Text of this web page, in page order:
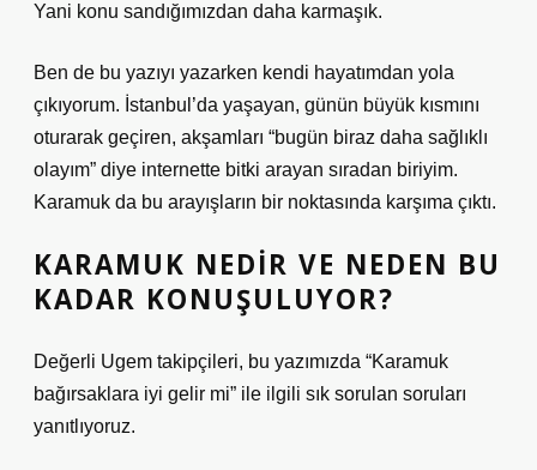
Yani konu sandığımızdan daha karmaşık.
Ben de bu yazıyı yazarken kendi hayatımdan yola
çıkıyorum. İstanbul’da yaşayan, günün büyük kısmını
oturarak geçiren, akşamları “bugün biraz daha sağlıklı
olayım” diye internette bitki arayan sıradan biriyim.
Karamuk da bu arayışların bir noktasında karşıma çıktı.
KARAMUK NEDIR VE NEDEN BU
KADAR KONUŞULUYOR?
Değerli Ugem takipçileri, bu yazımızda “Karamuk
bağırsaklara iyi gelir mi” ile ilgili sık sorulan soruları
yanıtlıyoruz.